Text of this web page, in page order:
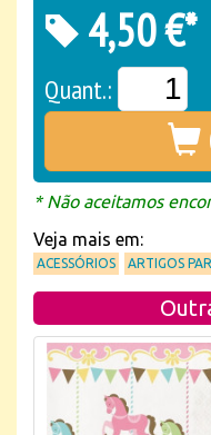
4,50 €*
Quant.:
* Não aceitamos
Veja mais em:
ACESSÓRIOS ARTIGOS